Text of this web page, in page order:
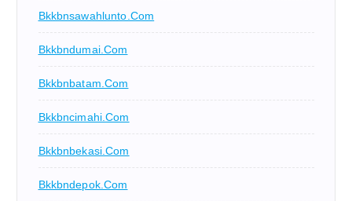
Bkkbnsawahlunto.com
Bkkbndumai.com
Bkkbnbatam.com
Bkkbncimahi.com
Bkkbnbekasi.com
Bkkbndepok.com